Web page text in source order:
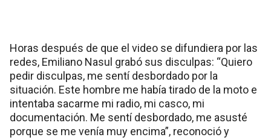
Horas después de que el video se difundiera por las
redes, Emiliano Nasul grabó sus disculpas: “Quiero
pedir disculpas, me sentí desbordado por la
situación. Este hombre me había tirado de la moto e
intentaba sacarme mi radio, mi casco, mi
documentación. Me sentí desbordado, me asusté
porque se me venía muy encima”, reconoció y